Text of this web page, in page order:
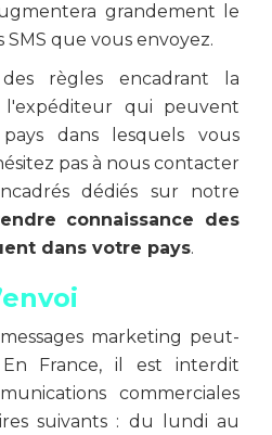
grandement le
que vous envoyez.
règles encadrant la
l'expéditeur qui peuvent
dans lesquels vous
pas à nous contacter
dédiés sur notre
connaissance des
dans votre pays.
marketing peut-
France, il est interdit
commerciales
suivants : du lundi au